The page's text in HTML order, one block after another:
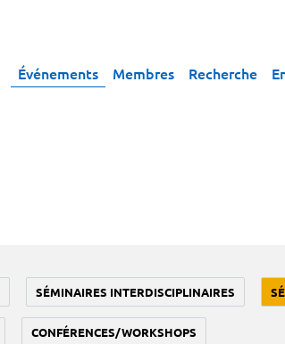
Événements Membres Recherche
SÉMINAIRES INTERDISCIPLINAIRES
CONFÉRENCES/WORKSHOPS